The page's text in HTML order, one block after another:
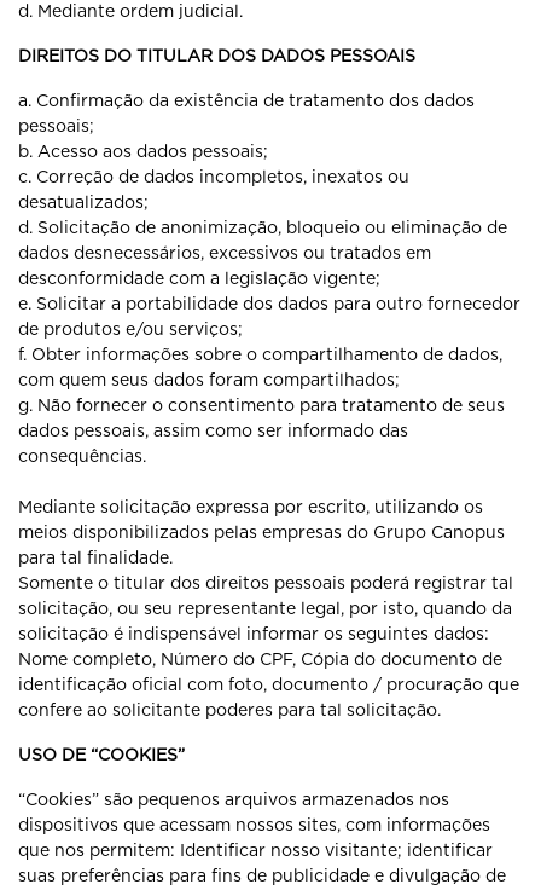
d. Mediante ordem judicial.
DIREITOS DO TITULAR DOS DADOS PESSOAIS
a. Confirmação da existência de tratamento dos dados
pessoais;
b. Acesso aos dados pessoais;
c. Correção de dados incompletos, inexatos ou
desatualizados;
d. Solicitação de anonimização, bloqueio ou eliminação de
dados desnecessários, excessivos ou tratados em
desconformidade com a legislação vigente;
e. Solicitar a portabilidade dos dados para outro fornecedor
de produtos e/ou serviços;
f. Obter informações sobre o compartilhamento de dados,
com quem seus dados foram compartilhados;
g. Não fornecer o consentimento para tratamento de seus
dados pessoais, assim como ser informado das
consequências.
Mediante solicitação expressa por escrito, utilizando os
meios disponibilizados pelas empresas do Grupo Canopus
para tal finalidade.
Somente o titular dos direitos pessoais poderá registrar tal
solicitação, ou seu representante legal, por isto, quando da
solicitação é indispensável informar os seguintes dados:
Nome completo, Número do CPF, Cópia do documento de
identificação oficial com foto, documento / procuração que
confere ao solicitante poderes para tal solicitação.
USO DE “COOKIES”
“Cookies” são pequenos arquivos armazenados nos
dispositivos que acessam nossos sites, com informações
que nos permitem: Identificar nosso visitante; identificar
suas preferências para fins de publicidade e divulgação de